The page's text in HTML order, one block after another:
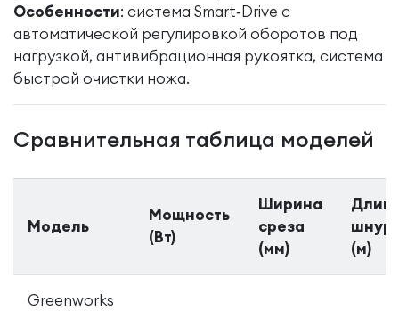
Особенности: система Smart‑Drive с
автоматической регулировкой оборотов под
нагрузкой, антивибрационная рукоятка, система
быстрой очистки ножа.
Сравнительная таблица моделей
Модель
Мощность
(Вт)
Ширина
среза
(мм)
(м)
Greenworks